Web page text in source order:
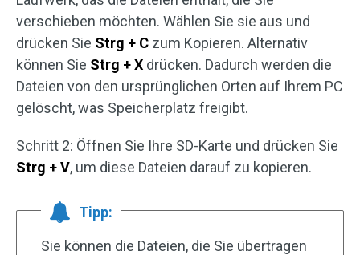
verschieben möchten. Wählen Sie sie aus und
drücken Sie Strg + C zum Kopieren. Alternativ
können Sie Strg + X drücken. Dadurch werden die
Dateien von den ursprünglichen Orten auf Ihrem PC
gelöscht, was Speicherplatz freigibt.
Schritt 2: Öffnen Sie Ihre SD-Karte und drücken Sie
Strg + V, um diese Dateien darauf zu kopieren.
Tipp:
Sie können die Dateien, die Sie übertragen